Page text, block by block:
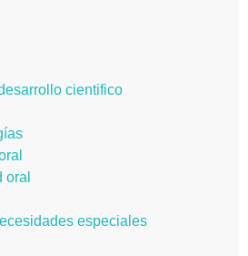
cientifico
oral
especiales